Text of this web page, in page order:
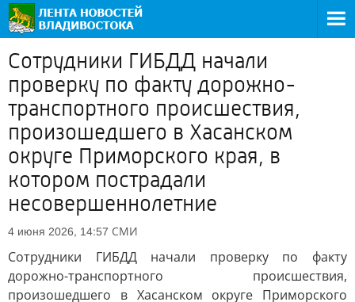
Сотрудники ГИБДД начали
проверку по факту дорожно-
транспортного происшествия,
произошедшего в Хасанском
округе Приморского края, в
котором пострадали
несовершеннолетние
4 июня 2026, 14:57 СМИ
Сотрудники ГИБДД начали проверку по факту
дорожно-транспортного происшествия,
произошедшего в Хасанском округе Приморского